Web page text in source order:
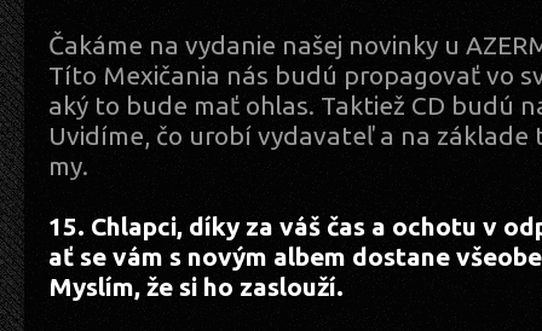
Čakáme na vydanie našej novinky u
Títo Mexičania nás budú propagovať vo
aký to bude mať ohlas. Taktiež CD budú
Uvidíme, čo urobí vydavateľ a na základe
my.
15. Chlapci, díky za váš čas a ochotu v
ať se vám s novým albem dostane
Myslím, že si ho zaslouží.